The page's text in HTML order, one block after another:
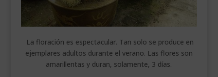
La floración es espectacular. Tan solo se produce en
ejemplares adultos durante el verano. Las flores son
amarillentas y duran, solamente, 3 días.